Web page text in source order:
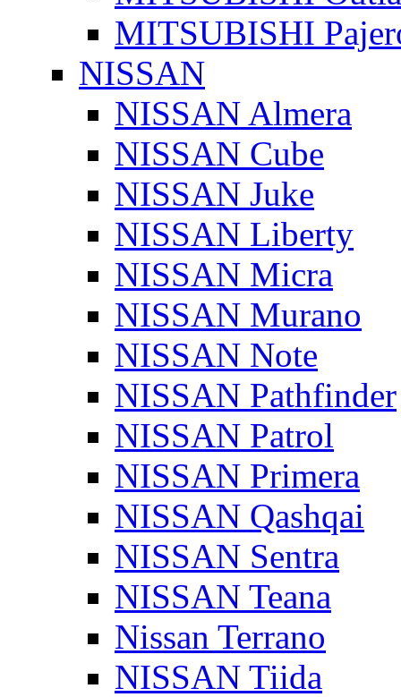
MITSUBISHI
NISSAN
NISSAN Almera
NISSAN Cube
NISSAN Juke
NISSAN Liberty
NISSAN Micra
NISSAN Murano
NISSAN Note
NISSAN Pathfinder
NISSAN Patrol
NISSAN Primera
NISSAN Qashqai
NISSAN Sentra
NISSAN Teana
Nissan Terrano
NISSAN Tiida